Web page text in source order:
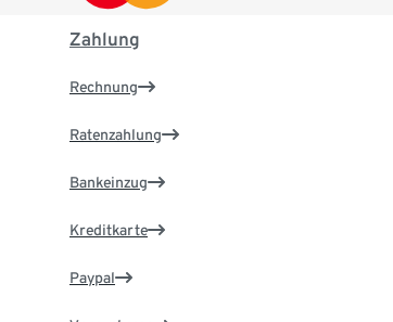
Zahlung
Rechnung
Ratenzahlung
Bankeinzug
Kreditkarte
Paypal